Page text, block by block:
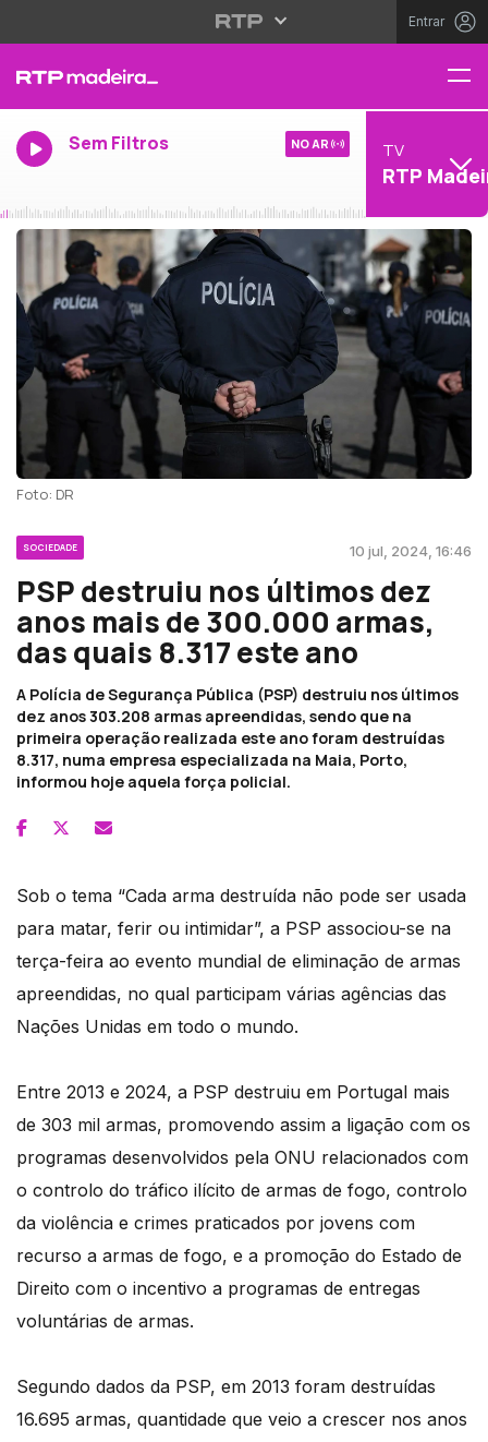
Entrar
Sem Filtros NO AR TV
RTP
Foto: DR
SOCIEDADE 10 jul, 2024, 16:46
PSP destruiu nos últimos dez
anos mais de 300.000 armas,
das quais 8.317 este ano
A Polícia de Segurança Pública (PSP) destruiu nos últimos
dez anos 303.208 armas apreendidas, sendo que na
primeira operação realizada este ano foram destruídas
8.317, numa empresa especializada na Maia, Porto,
informou hoje aquela força policial.
Sob o tema “Cada arma destruída não pode ser usada
para matar, ferir ou intimidar”, a PSP associou-se na
terça-feira ao evento mundial de eliminação de armas
apreendidas, no qual participam várias agências das
Nações Unidas em todo o mundo.
Entre 2013 e 2024, a PSP destruiu em Portugal mais
de 303 mil armas, promovendo assim a ligação com os
programas desenvolvidos pela ONU relacionados com
o controlo do tráfico ilícito de armas de fogo, controlo
da violência e crimes praticados por jovens com
recurso a armas de fogo, e a promoção do Estado de
Direito com o incentivo a programas de entregas
voluntárias de armas.
Segundo dados da PSP, em 2013 foram destruídas
16.695 armas, quantidade que veio a crescer nos anos